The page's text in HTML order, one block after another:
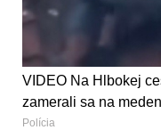
VIDEO Na Hlbokej
zamerali sa na
Polícia